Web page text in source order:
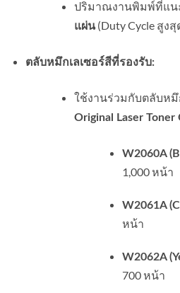
ปริมาณงานพิมพ์ที่แน
แผ่น(Duty Cycle สูง
ตลับหมึกเลเซอร์สีที่รองรับ:
ใช้งานร่วมกับตลับหมึ
Original Laser Toner
W2060A
1,000 หน้า
W2061A
หน้า
W2062A
700 หน้า